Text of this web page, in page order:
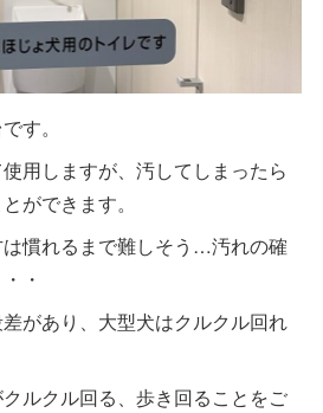
す。
用しますが、汚してしまったら
ができます。
慣れるまで難しそう…汚れの確
・
があり、大型犬はクルクル回れ
ルクル回る、歩き回ることをご